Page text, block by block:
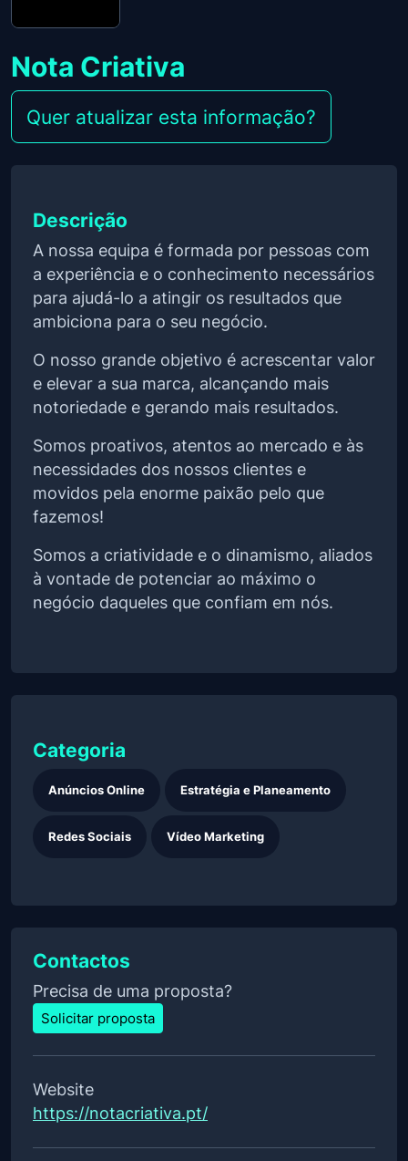
Nota Criativa
Quer atualizar esta informação?
Descrição
A nossa equipa é formada por pessoas com
a experiência e o conhecimento necessários
para ajudá-lo a atingir os resultados que
ambiciona para o seu negócio.
O nosso grande objetivo é acrescentar valor
e elevar a sua marca, alcançando mais
notoriedade e gerando mais resultados.
Somos proativos, atentos ao mercado e às
necessidades dos nossos clientes e
movidos pela enorme paixão pelo que
fazemos!
Somos a criatividade e o dinamismo, aliados
à vontade de potenciar ao máximo o
negócio daqueles que confiam em nós.
Categoria
Anúncios Online Estratégia e Planeamento
Redes Sociais Vídeo Marketing
Contactos
Precisa de uma proposta?
Solicitar proposta
Website
https://notacriativa.pt/